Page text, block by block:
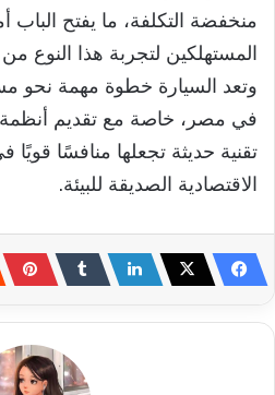
منخفضة التكلفة، ما يفتح
المستهلكين لتجربة هذا النوع
وتعد السيارة خطوة مهمة نحو
في مصر، خاصة مع تقديم
تقنية حديثة تجعلها منافسًا قويًا
الاقتصادية الصديقة للبيئة.